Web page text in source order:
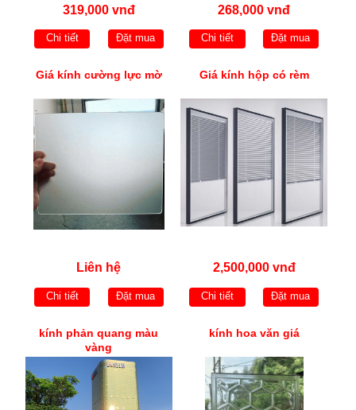
319,000 vnđ
Chi tiết Đặt mua
268,000 vnđ
Chi tiết Đặt mua
Giá kính cường lực mờ
Liên hệ
Chi tiết Đặt mua
Giá kính hộp có rèm
2,500,000 vnđ
Chi tiết Đặt mua
kính phản quang màu
vàng
kính hoa văn giá